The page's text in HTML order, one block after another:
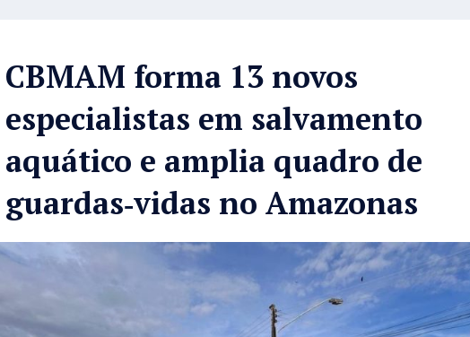
CBMAM forma 13 novos
especialistas em salvamento
aquático e amplia quadro de
guardas‑vidas no Amazonas